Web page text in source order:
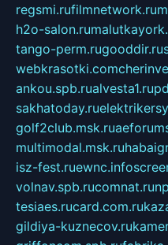
regsmi.rufilmnetwork.ru
h2o-salon.ru
tango-perm.rugooddir.ru
webkrasotki.com
ankou.spb.rualvesta1.ru
sakhatoday.ru
golf2club.msk.ru
multimodal.msk.ru
isz-fest.ruewnc.info
volnav.spb.rucomnat.ru
tesiaes.rucard.com.ru
gildiya-kuznecov.ru